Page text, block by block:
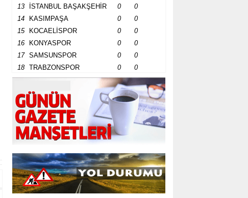
13
İSTANBUL BAŞAKŞEHİR 0
0
14
KASIMPAŞA 0
0
15
KOCAELİSPOR 0
0
16
KONYASPOR 0
0
17
SAMSUNSPOR 0
0
18
TRABZONSPOR 0 0